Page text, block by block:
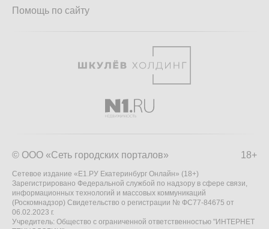
Помощь по сайту
18+
© ООО «Сеть городских порталов»
Сетевое издание «Е1.РУ Екатеринбург Онлайн» (18+)
Зарегистрировано Федеральной службой по надзору в сфере связи,
информационных технологий и массовых коммуникаций
(Роскомнадзор) Свидетельство о регистрации № ФС77-84675 от
06.02.2023 г.
Учредитель: Общество с ограниченной ответственностью "ИНТЕРНЕТ